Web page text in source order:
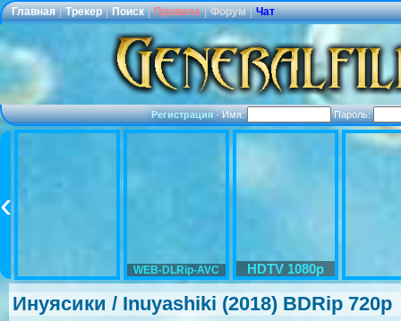
Главная | Трекер | Поиск | Правила | Форум | Чат
Регистрация·Имя: Пароль:
WEB-DLRip-AVC HDTV 1080p
Инуясики / Inuyashiki (2018) BDRip 720p